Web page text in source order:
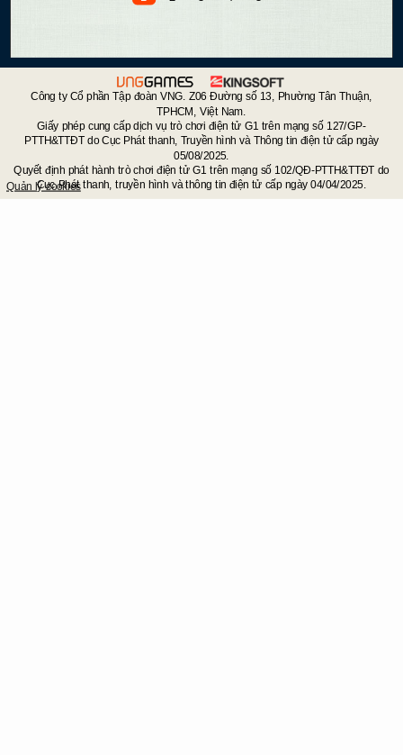
Công ty Cổ phần Tập đoàn VNG. Z06 Đường số 13, Phường Tân Thuận,
TPHCM, Việt Nam.
Giấy phép cung cấp dịch vụ trò chơi điện tử G1 trên mạng số 127/GP-
PTTH&TTĐT do Cục Phát thanh, Truyền hình và Thông tin điện tử cấp ngày
05/08/2025.
Quyết định phát hành trò chơi điện tử G1 trên mạng số 102/QĐ-PTTH&TTĐT do
Cục Phát thanh, truyền hình và thông tin điện tử cấp ngày 04/04/2025.
Quản lý cookies